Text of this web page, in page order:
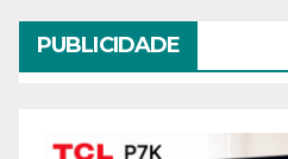
PUBLICIDADE